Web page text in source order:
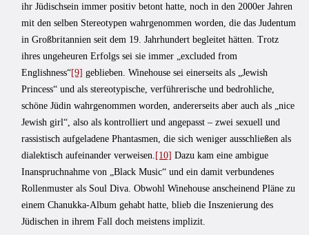
ihr Jüdischsein immer positiv betont hatte, noch in den 2000er Jahren
mit den selben Stereotypen wahrgenommen worden, die das Judentum
in Großbritannien seit dem 19. Jahrhundert begleitet hätten. Trotz
ihres ungeheuren Erfolgs sei sie immer „excluded from
Englishness“[9] geblieben. Winehouse sei einerseits als „Jewish
Princess“ und als stereotypische, verführerische und bedrohliche,
schöne Jüdin wahrgenommen worden, andererseits aber auch als „nice
Jewish girl“, also als kontrolliert und angepasst – zwei sexuell und
rassistisch aufgeladene Phantasmen, die sich weniger ausschließen als
dialektisch aufeinander verweisen. [10] Dazu kam eine ambigue
Inanspruchnahme von „Black Music“ und ein damit verbundenes
Rollenmuster als Soul Diva. Obwohl Winehouse anscheinend Pläne zu
einem Chanukka-Album gehabt hatte, blieb die Inszenierung des
Jüdischen in ihrem Fall doch meistens implizit.